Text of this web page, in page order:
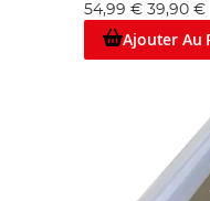
54,99 € 39,90 €
Ajouter Au